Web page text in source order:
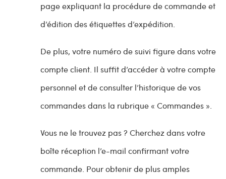
page expliquant la procédure de commande et
d’édition des étiquettes d’expédition.
De plus, votre numéro de suivi figure dans votre
compte client. Il suffit d’accéder à votre compte
personnel et de consulter l’historique de vos
commandes dans la rubrique « Commandes ».
Vous ne le trouvez pas ? Cherchez dans votre
boîte réception l’e-mail confirmant votre
commande. Pour obtenir de plus amples